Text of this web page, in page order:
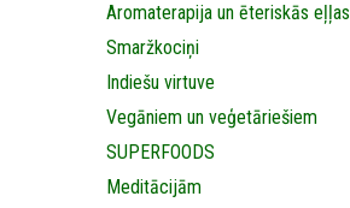
Aromaterapija un ēteriskās eļļas
Smaržkociņi
Indiešu virtuve
Vegāniem un veģetāriešiem
SUPERFOODS
Meditācijām